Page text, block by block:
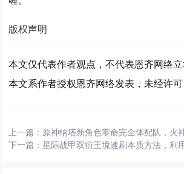
版权声明
本文仅代表作者观点，不代表恩齐网络立
本文系作者授权恩齐网络发表，未经许可
上一篇： 原神纳塔新角色零命完全体配队，火
下一篇：星际战甲双衍王境速刷本质方法，利